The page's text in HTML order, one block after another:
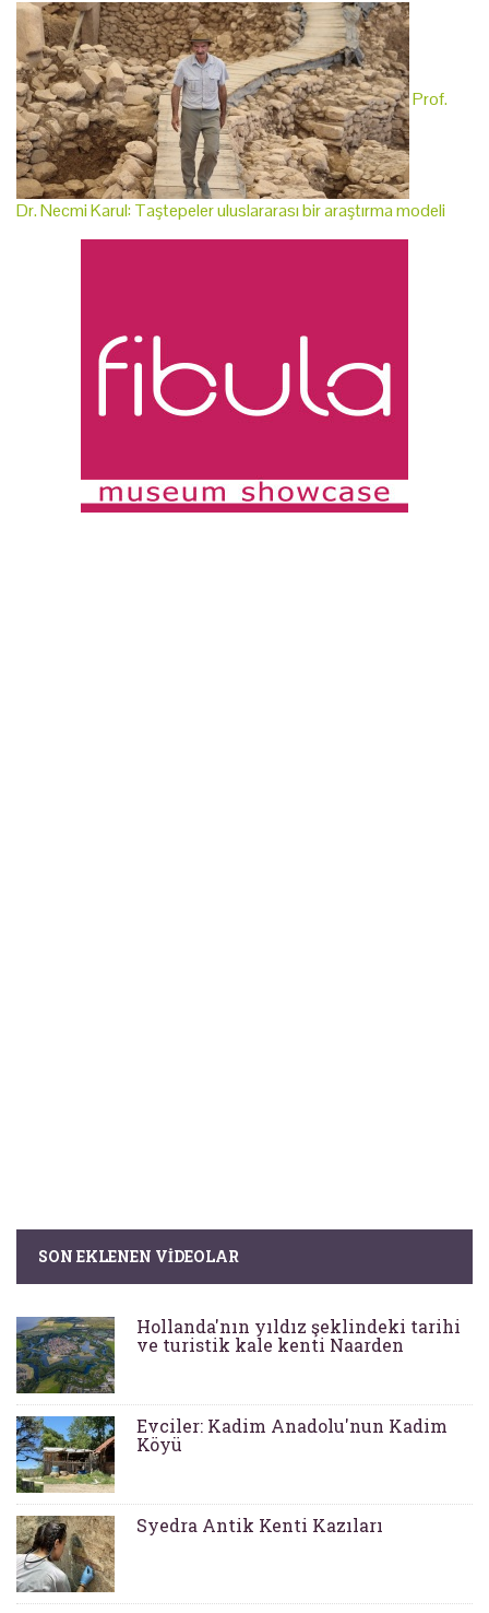
Prof.
Dr. Necmi Karul: Taştepeler uluslararası bir araştırma modeli
SON EKLENEN VIDEOLAR
Hollanda'nın yıldız şeklindeki tarihi
ve turistik kale kenti Naarden
Evciler: Kadim Anadolu'nun Kadim
Köyü
Syedra Antik Kenti Kazıları